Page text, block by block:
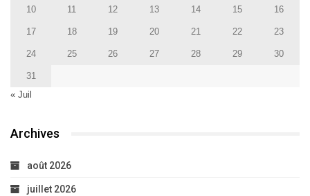
10 11 12 13 14 15 16
17 18 19 20 21 22 23
24 25 26 27 28 29 30
31
« Juil
Archives
août 2026
juillet 2026